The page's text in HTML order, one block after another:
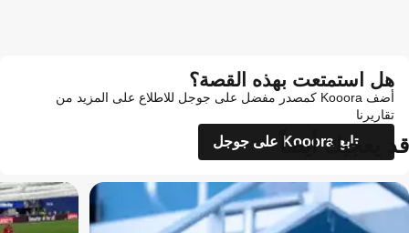
هل استمتعت بهذه القصة؟
أضف Kooora كمصدر مفضل على جوجل للاطلاع على المزيد من
تقاريرنا
تابع Kooora على جوجل
قد يعجبك أيضاً